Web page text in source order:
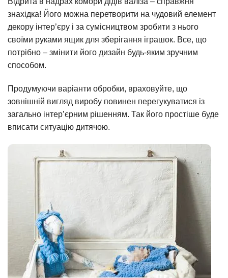
знахідка! Його можна перетворити на чудовий елемент
декору інтер’єру і за сумісництвом зробити з нього
своїми руками ящик для зберігання іграшок. Все, що
потрібно – змінити його дизайн будь-яким зручним
способом.
Продумуючи варіанти обробки, враховуйте, що
зовнішній вигляд виробу повинен перегукуватися із
загально інтер’єрним рішенням. Так його простіше буде
вписати ситуацію дитячою.